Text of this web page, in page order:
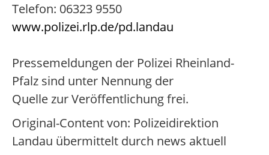
Telefon: 06323 9550
www.polizei.rlp.de/pd.landau
Pressemeldungen der Polizei Rheinland-
Pfalz sind unter Nennung der
Quelle zur Veröffentlichung frei.
Original-Content von: Polizeidirektion
Landau übermittelt durch news aktuell